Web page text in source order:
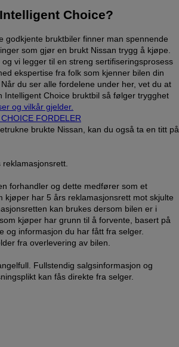
Choice?
godkjente bruktbiler finner man spennende
som gjør en brukt Nissan trygg å kjøpe.
vi legger til en streng sertifiseringsprosess
ekspertise fra folk som kjenner bilen din
du ser alle fordelene under her, vet du at
Intelligent Choice bruktbil så følger trygghet
og vilkår gjelder.
FORDELER
brukte Nissan, kan du også ta en titt på
reklamasjonsrett.
forhandler og dette medfører som et
kjøper har 5 års reklamasjonsrett mot skjulte
kan brukes dersom bilen er i
kjøper har grunn til å forvente, basert på
og informasjon du har fått fra selger.
fra overlevering av bilen.
Fullstendig salgsinformasjon og
kan fås direkte fra selger.